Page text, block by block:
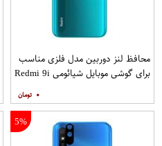
محافظ لنز دوربین مدل فلزی مناسب
برای گوشی موبایل شیائومی Redmi 9i
۰
5%